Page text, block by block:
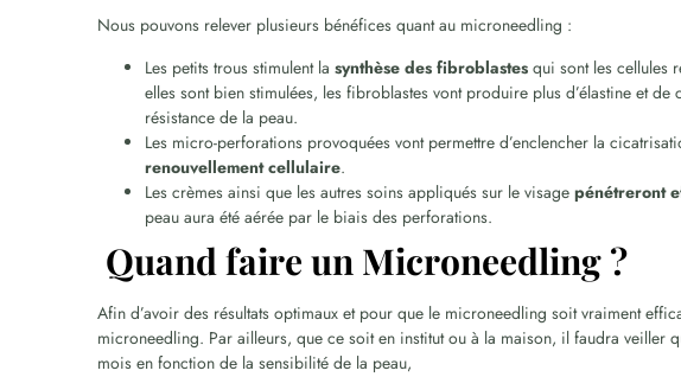
Nous pouvons relever plusieurs bénéfices quant au microneedling :
Les petits trous stimulent lasynthèse des fibroblastes qui sont les cellules
elles sont bien stimulées, les fibroblastes vont produire plus d’élastine et de
résistance de la peau.
Les micro-perforations provoquées vont permettre d’enclencher la
renouvellement cellulaire.
Les crèmes ainsi que les autres soins appliqués sur le visagepénétreront
peau aura été aérée par le biais des perforations.
Quand faire un Microneedling ?
Afin d’avoir des résultats optimaux et pour que le microneedling soit vraiment
microneedling. Par ailleurs, que ce soit en institut ou à la maison, il faudra veiller
mois en fonction de la sensibilité de la peau,